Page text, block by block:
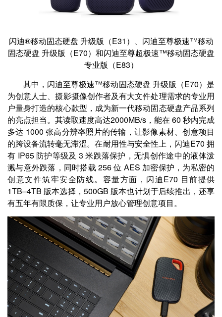
闪迪®移动固态硬盘 升级版（E31）、闪迪至尊极速™移动
固态硬盘 升级版（E70）和闪迪至尊超极速™移动固态硬盘
专业版（E83）
其中，闪迪至尊极速™移动固态硬盘 升级版（E70）是
为创意人士、摄影摄像创作者及有大文件处理需求的专业用
户量身打造的核心款型，成为新一代移动固态硬盘产品系列
的亮点担当。其读取速度高达2000MB/s，能在 60 秒内完成
多达 1000 张高分辨率照片的传输，让影像素材、创意项目
的跨设备流转毫无滞涩。在耐用性与安全性上，闪迪E70 拥
有 IP65 防护等级及 3 米跌落保护，无惧创作途中的液体泼
溅与意外跌落，同时搭载 256 位 AES 加密保护，为私密的
创意文件筑牢安全防线。容量方面，闪迪E70 目前提供
1TB–4TB 版本选择，500GB 版本也计划于后续推出，还享
有五年有限质保，让专业用户放心管理创意项目。